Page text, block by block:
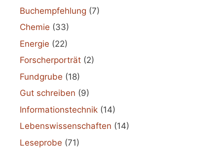
Buchempfehlung (7)
Chemie (33)
Energie (22)
Forscherporträt (2)
Fundgrube (18)
Gut schreiben (9)
Informationstechnik (14)
Lebenswissenschaften (14)
Leseprobe (71)